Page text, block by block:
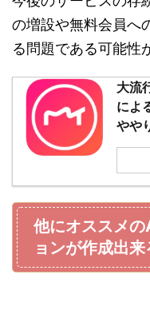
の増設や無料会員へ
る問題である可能性
大流
によ
やや
他にオススメ
ョンが作成出